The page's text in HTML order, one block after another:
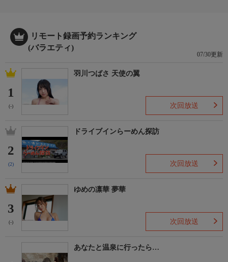
リモート録画予約ランキング
(バラエティ)
07/30更新
1
(-)
羽川つばさ 天使の翼
次回放送
2
(2)
ドライブインらーめん探訪
次回放送
3
(-)
ゆめの凛華 夢華
次回放送
あなたと温泉に行ったら…